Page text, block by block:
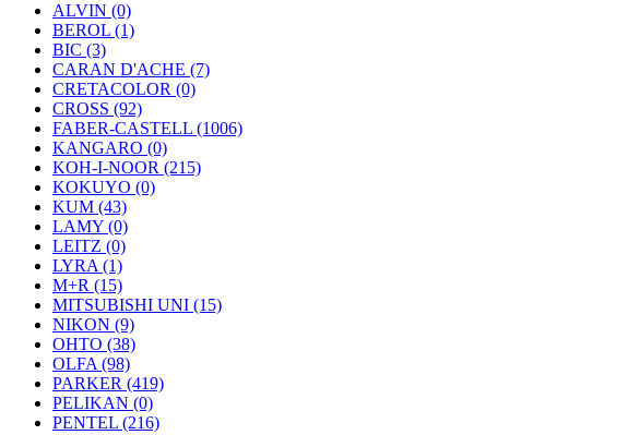
ALVIN (0)
BEROL (1)
BIC (3)
CARAN D'ACHE (7)
CRETACOLOR (0)
CROSS (92)
FABER-CASTELL (1006)
KANGARO (0)
KOH-I-NOOR (215)
KOKUYO (0)
KUM (43)
LAMY (0)
LEITZ (0)
LYRA (1)
M+R (15)
MITSUBISHI UNI (15)
NIKON (9)
OHTO (38)
OLFA (98)
PARKER (419)
PELIKAN (0)
PENTEL (216)